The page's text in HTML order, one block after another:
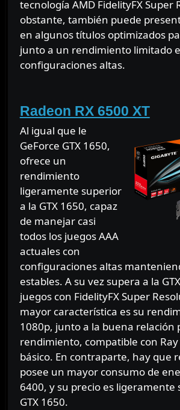
tecnología AMD FidelityFX Super
obstante, también puede
en algunos títulos optimizados
junto a un rendimiento limitado
configuraciones altas.
Radeon RX 6500 XT
Al igual que le
GeForce GTX 1650,
ofrece un
rendimiento
ligeramente superior
a la GTX 1650, capaz
de manejar casi
todos los juegos AAA
actuales con
configuraciones altas
estables. A su vez supera a la
juegos con FidelityFX Super
mayor característica es su
1080p, junto a la buena relación
rendimiento, compatible con Ray
básico. En contraparte, hay que
posee un mayor consumo de
6400, y su precio es ligeramente
GTX 1650.